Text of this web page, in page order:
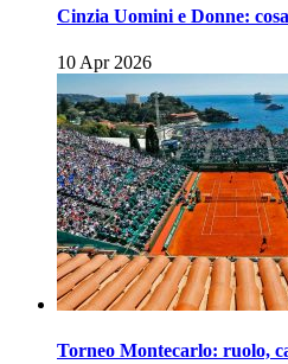
Cinzia Uomini e Donne:
10 Apr 2026
Torneo Montecarlo: ruolo,